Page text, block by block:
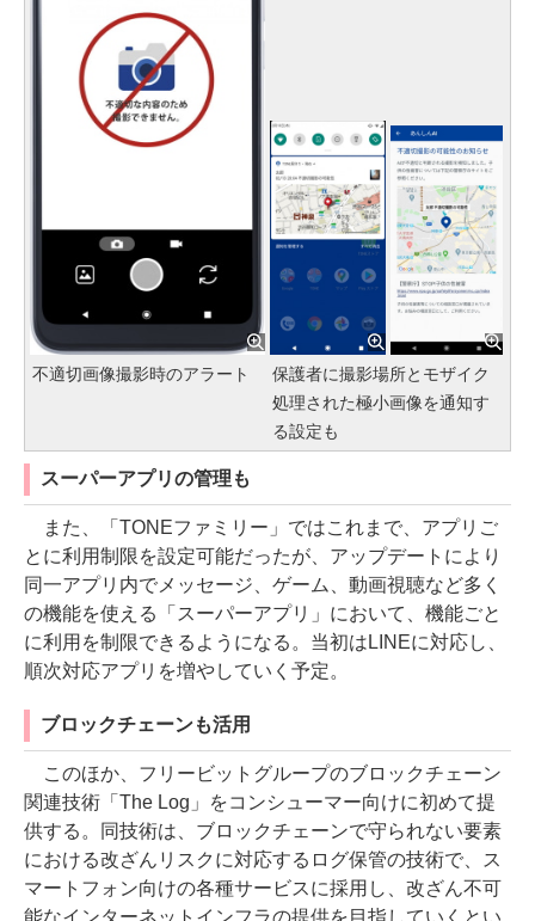
不適切画像撮影時のアラート
保護者に撮影場所とモザイク
処理された極小画像を通知す
る設定も
スーパーアプリの管理も
また、「TONEファミリー」ではこれまで、アプリご
とに利用制限を設定可能だったが、アップデートにより
同一アプリ内でメッセージ、ゲーム、動画視聴など多く
の機能を使える「スーパーアプリ」において、機能ごと
に利用を制限できるようになる。当初はLINEに対応し、
順次対応アプリを増やしていく予定。
ブロックチェーンも活用
このほか、フリービットグループのブロックチェーン
関連技術「The Log」をコンシューマー向けに初めて提
供する。同技術は、ブロックチェーンで守られない要素
における改ざんリスクに対応するログ保管の技術で、ス
マートフォン向けの各種サービスに採用し、改ざん不可